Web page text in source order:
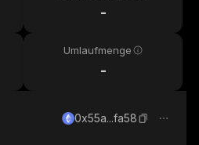
-
Umlaufmenge
-
0x55a...fa58